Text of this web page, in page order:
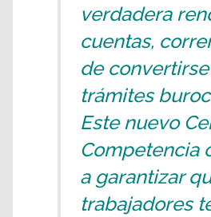
verdadera
cuentas,
de
trámites
Este nuevo
Competencia
a garantizar
trabajadores